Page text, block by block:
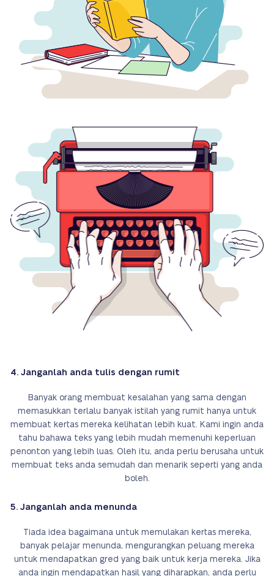
4. Janganlah anda tulis dengan rumit
Banyak orang membuat kesalahan yang sama dengan
memasukkan terlalu banyak istilah yang rumit hanya untuk
membuat kertas mereka kelihatan lebih kuat. Kami ingin anda
tahu bahawa teks yang lebih mudah memenuhi keperluan
penonton yang lebih luas. Oleh itu, anda perlu berusaha untuk
membuat teks anda semudah dan menarik seperti yang anda
boleh.
5. Janganlah anda menunda
Tiada idea bagaimana untuk memulakan kertas mereka,
banyak pelajar menunda, mengurangkan peluang mereka
untuk mendapatkan gred yang baik untuk kerja mereka. Jika
anda ingin mendapatkan hasil yang diharapkan, anda perlu